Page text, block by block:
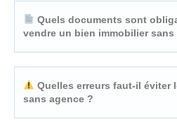
Quels documents sont
vendre un bien immobilier sans
Quelles erreurs faut-il éviter
sans agence ?